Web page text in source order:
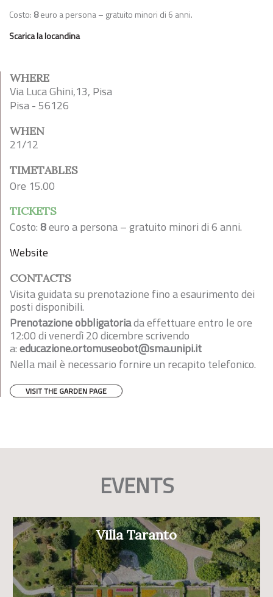
Costo: 8euro a persona – gratuito minori di 6 anni.
Scarica la locandina
WHERE
Via Luca Ghini,13, Pisa
Pisa - 56126
WHEN
21/12
TIMETABLES
Ore 15.00
TICKETS
Costo:8euro a persona – gratuito minori di 6 anni.
Website
CONTACTS
Visita guidata su prenotazione fino a esaurimento dei
posti disponibili.
Prenotazione obbligatoriada effettuare entro le ore
12:00 di venerdì 20 dicembre scrivendo
a:educazione.ortomuseobot@sma.unipi.it
Nella mail è necessario fornire un recapito telefonico.
VISIT THE GARDEN PAGE
EVENTS
Villa Taranto